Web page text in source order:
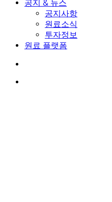
공지 & 뉴스
공지사항
원료소식
투자정보
원료 플랫폼